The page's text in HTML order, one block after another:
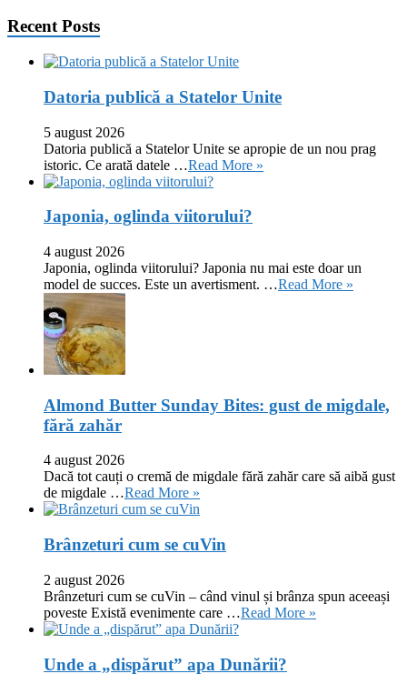
Recent Posts
Datoria publică a Statelor Unite
5 august 2026
Datoria publică a Statelor Unite se apropie de un nou prag
istoric. Ce arată datele …Read More »
Japonia, oglinda viitorului?
4 august 2026
Japonia, oglinda viitorului? Japonia nu mai este doar un
model de succes. Este un avertisment. …Read More »
Almond Butter Sunday Bites: gust de migdale,
fără zahăr
4 august 2026
Dacă tot cauți o cremă de migdale fără zahăr care să aibă gust
de migdale …Read More »
Brânzeturi cum se cuVin
2 august 2026
Brânzeturi cum se cuVin – când vinul și brânza spun aceeași
poveste Există evenimente care …Read More »
Unde a „dispărut” apa Dunării?